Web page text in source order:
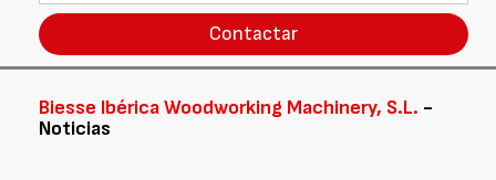
Contactar
Biesse Ibérica Woodworking Machinery, S.L. -
Noticias